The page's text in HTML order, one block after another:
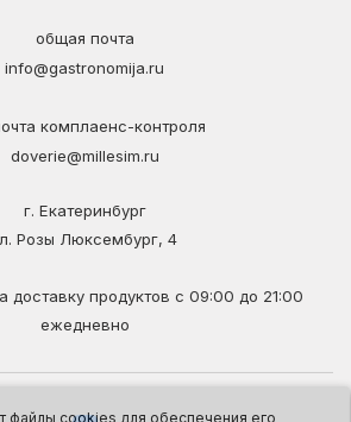
файлы cookies для обеспечения его
общая почта
info@gastronomija.ru
комплаенс-контроля
doverie@millesim.ru
г. Екатеринбург
Розы Люксембург, 4
доставку продуктов с 09:00 до 21:00
ежедневно